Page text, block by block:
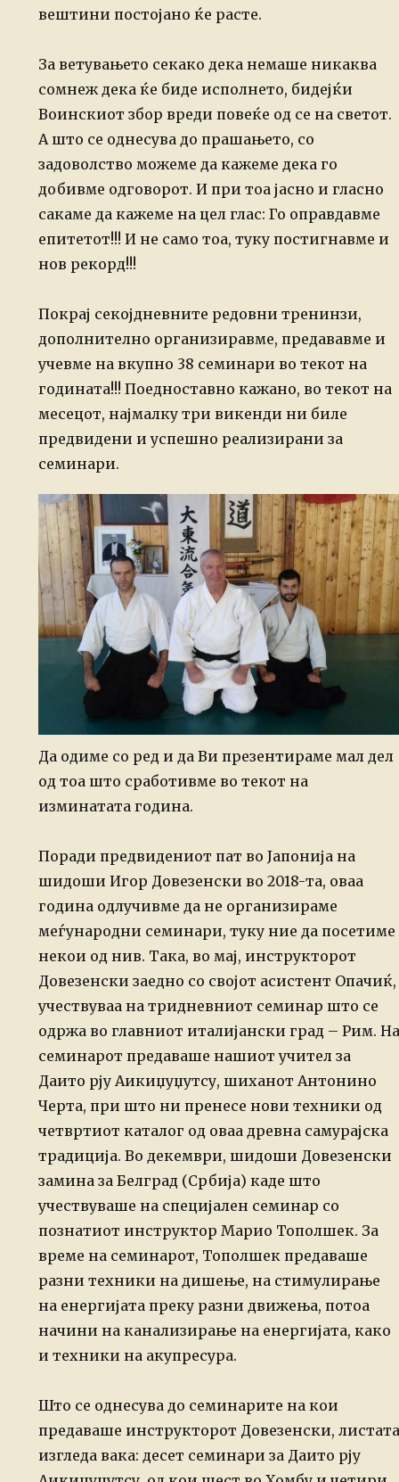
вештини постојано ќе расте.
За ветувањето секако дека немаше никаква
сомнеж дека ќе биде исполнето, бидејќи
Воинскиот збор вреди повеќе од се на светот.
А што се однесува до прашањето, со
задоволство можеме да кажеме дека го
добивме одговорот. И при тоа јасно и гласно
сакаме да кажеме на цел глас: Го оправдавме
епитетот!!! И не само тоа, туку постигнавме и
нов рекорд!!!
Покрај секојдневните редовни тренинзи,
дополнително организиравме, предававме и
учевме на вкупно 38 семинари во текот на
годината!!! Поедноставно кажано, во текот на
месецот, најмалку три викенди ни биле
предвидени и успешно реализирани за
семинари.
Да одиме со ред и да Ви презентираме мал дел
од тоа што сработивме во текот на
изминатата година.
Поради предвидениот пат во Јапонија на
шидоши Игор Довезенски во 2018-та, оваа
година одлучивме да не организираме
меѓународни семинари, туку ние да посетиме
некои од нив. Така, во мај, инструкторот
Довезенски заедно со својот асистент Опачиќ,
учествуваа на тридневниот семинар што се
одржа во главниот италијански град – Рим. На
семинарот предаваше нашиот учител за
Даито рју Аикиџуџутсу, шиханот Антонино
Черта, при што ни пренесе нови техники од
четвртиот каталог од оваа древна самурајска
традиција. Во декември, шидоши Довезенски
замина за Белград (Србија) каде што
учествуваше на специјален семинар со
познатиот инструктор Марио Тополшек. За
време на семинарот, Тополшек предаваше
разни техники на дишење, на стимулирање
на енергијата преку разни движења, потоа
начини на канализирање на енергијата, како
и техники на акупресура.
Што се однесува до семинарите на кои
предаваше инструкторот Довезенски, листата
изгледа вака: десет семинари за Даито рју